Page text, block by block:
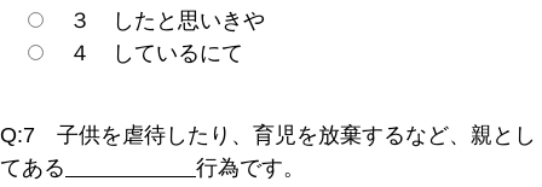
３ したと思いきや
４ しているにて
Q:7 子供を虐待したり、育児を放棄するなど、親とし
てある
行為です。